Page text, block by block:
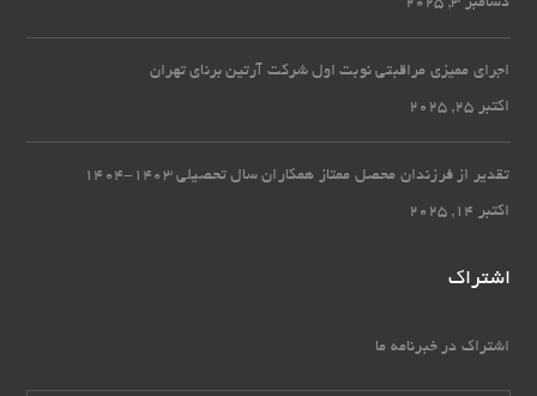
دسامبر 3, 2025
اجرای ممیزی مراقبتی نوبت اول شرکت آرتین برنای تهران
اکتبر 25, 2025
تقدیر از فرزندان محصل ممتاز همکاران سال تحصیلی 1403-1404
اکتبر 14, 2025
اشتراک
اشتراک در خبرنامه ما